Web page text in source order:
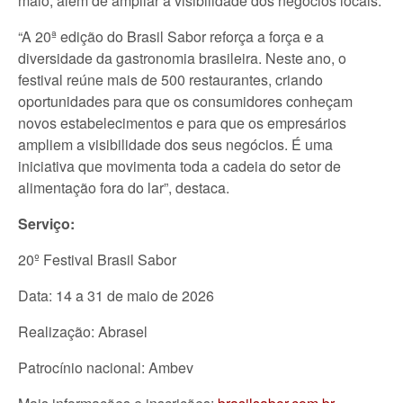
“A 20ª edição do Brasil Sabor reforça a força e a
diversidade da gastronomia brasileira. Neste ano, o
festival reúne mais de 500 restaurantes, criando
oportunidades para que os consumidores conheçam
novos estabelecimentos e para que os empresários
ampliem a visibilidade dos seus negócios. É uma
iniciativa que movimenta toda a cadeia do setor de
alimentação fora do lar”, destaca.
Serviço:
20º Festival Brasil Sabor
Data: 14 a 31 de maio de 2026
Realização: Abrasel
Patrocínio nacional: Ambev